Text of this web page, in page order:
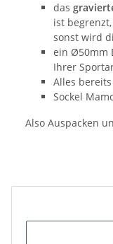
das
ist
sonst wird
ein Ø50mm
Ihrer
Alles
Sockel
Also Auspacken